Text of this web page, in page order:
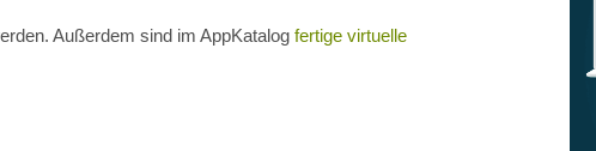
Außerdem sind im AppKatalog fertige virtuelle